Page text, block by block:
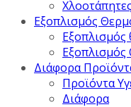
Εξοπλισμός
Διάφορα
Προϊόντα
Διάφορα